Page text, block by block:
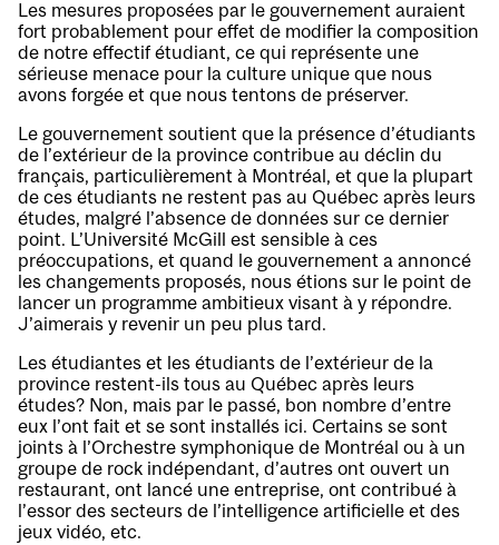
Les mesures proposées par le gouvernement auraient
fort probablement pour effet de modifier la composition
de notre effectif étudiant, ce qui représente une
sérieuse menace pour la culture unique que nous
avons forgée et que nous tentons de préserver.
Le gouvernement soutient que la présence d’étudiants
de l’extérieur de la province contribue au déclin du
français, particulièrement à Montréal, et que la plupart
de ces étudiants ne restent pas au Québec après leurs
études, malgré l’absence de données sur ce dernier
point. L’Université McGill est sensible à ces
préoccupations, et quand le gouvernement a annoncé
les changements proposés, nous étions sur le point de
lancer un programme ambitieux visant à y répondre.
J’aimerais y revenir un peu plus tard.
Les étudiantes et les étudiants de l’extérieur de la
province restent-ils tous au Québec après leurs
études? Non, mais par le passé, bon nombre d’entre
eux l’ont fait et se sont installés ici. Certains se sont
joints à l’Orchestre symphonique de Montréal ou à un
groupe de rock indépendant, d’autres ont ouvert un
restaurant, ont lancé une entreprise, ont contribué à
l’essor des secteurs de l’intelligence artificielle et des
jeux vidéo, etc.